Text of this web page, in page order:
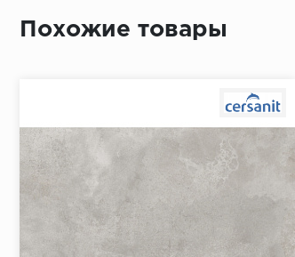
Высокая вероятность одобрения: до
Срок предоставления кредита от 3
Достаточно только паспорта
Похожие товары